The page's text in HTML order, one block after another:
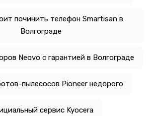
починить телефон Smartisan в
Волгограде
Neovo с гарантией в Волгограде
пылесосов Pioneer недорого
сервис Kyocera